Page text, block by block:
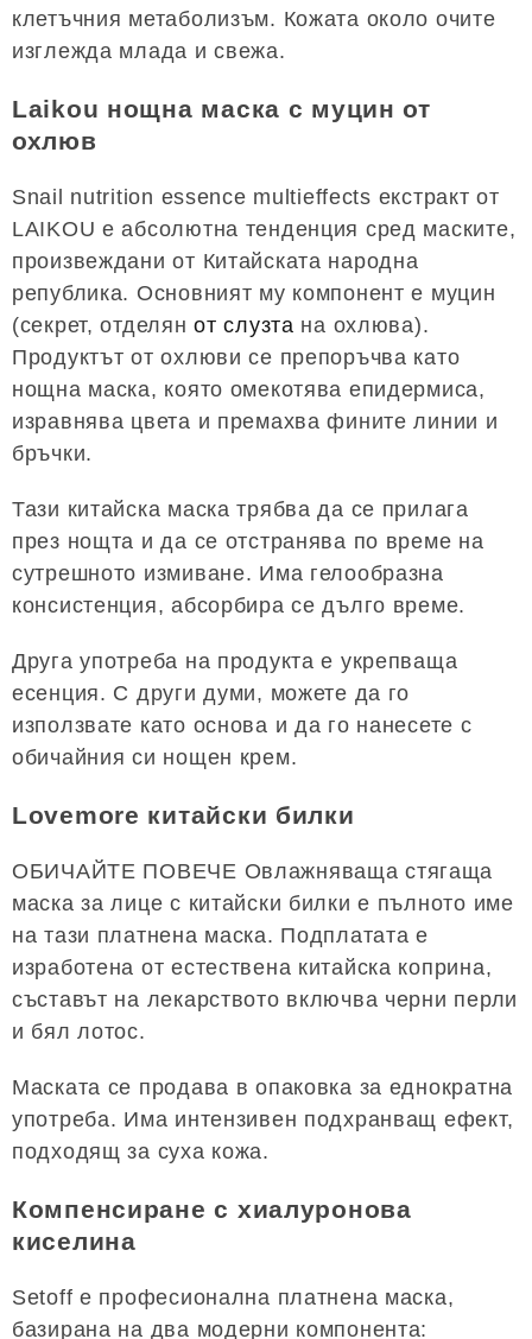
клетъчния метаболизъм. Кожата около очите
изглежда млада и свежа.
Laikou нощна маска с муцин от
охлюв
Snail nutrition essence multieffects екстракт от
LAIKOU е абсолютна тенденция сред маските,
произвеждани от Китайската народна
република. Основният му компонент е муцин
(секрет, отделянот слузта на охлюва).
Продуктът от охлюви се препоръчва като
нощна маска, която омекотява епидермиса,
изравнява цвета и премахва фините линии и
бръчки.
Тази китайска маска трябва да се прилага
през нощта и да се отстранява по време на
сутрешното измиване. Има гелообразна
консистенция, абсорбира се дълго време.
Друга употреба на продукта е укрепваща
есенция. С други думи, можете да го
използвате като основа и да го нанесете с
обичайния си нощен крем.
Lovemore китайски билки
ОБИЧАЙТЕ ПОВЕЧЕ Овлажняваща стягаща
маска за лице с китайски билки е пълното име
на тази платнена маска. Подплатата е
изработена от естествена китайска коприна,
съставът на лекарството включва черни перли
и бял лотос.
Маската се продава в опаковка за еднократна
употреба. Има интензивен подхранващ ефект,
подходящ за суха кожа.
Компенсиране с хиалуронова
киселина
Setoff е професионална платнена маска,
базирана на два модерни компонента: